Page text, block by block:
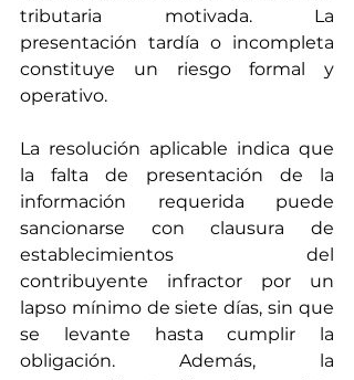
tributaria motivada. La
presentación tardía o incompleta
constituye un riesgo formal y
operativo.
La resolución aplicable indica que
la falta de presentación de la
información requerida puede
sancionarse con clausura de
establecimientos del
contribuyente infractor por un
lapso mínimo de siete días, sin que
se levante hasta cumplir la
obligación. Además, la